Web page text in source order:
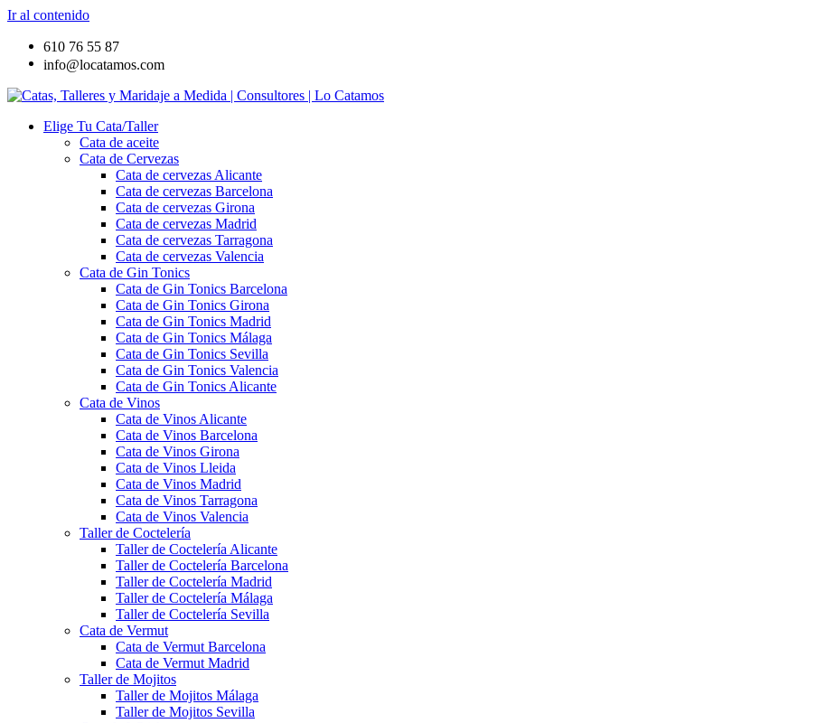
Ir al contenido
610 76 55 87
info@locatamos.com
Elige Tu Cata/Taller
Cata de aceite
Cata de Cervezas
Cata de cervezas Alicante
Cata de cervezas Barcelona
Cata de cervezas Girona
Cata de cervezas Madrid
Cata de cervezas Tarragona
Cata de cervezas Valencia
Cata de Gin Tonics
Cata de Gin Tonics Barcelona
Cata de Gin Tonics Girona
Cata de Gin Tonics Madrid
Cata de Gin Tonics Málaga
Cata de Gin Tonics Sevilla
Cata de Gin Tonics Valencia
Cata de Gin Tonics Alicante
Cata de Vinos
Cata de Vinos Alicante
Cata de Vinos Barcelona
Cata de Vinos Girona
Cata de Vinos Lleida
Cata de Vinos Madrid
Cata de Vinos Tarragona
Cata de Vinos Valencia
Taller de Coctelería
Taller de Coctelería Alicante
Taller de Coctelería Barcelona
Taller de Coctelería Madrid
Taller de Coctelería Málaga
Taller de Coctelería Sevilla
Cata de Vermut
Cata de Vermut Barcelona
Cata de Vermut Madrid
Taller de Mojitos
Taller de Mojitos Málaga
Taller de Mojitos Sevilla